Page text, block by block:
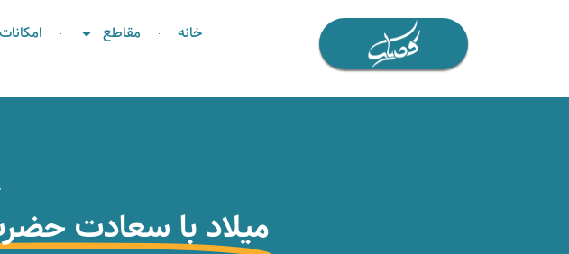
خانه مقاطع امکانات
میلاد با سعادت